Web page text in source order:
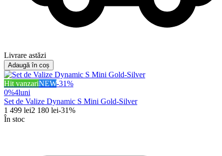
Livrare astăzi
Adaugă în coș
Hit vanzariNEW-31%
0%4luni
Set de Valize Dynamic S Mini Gold-Silver
1 499 lei2 180 lei-31%
În stoc